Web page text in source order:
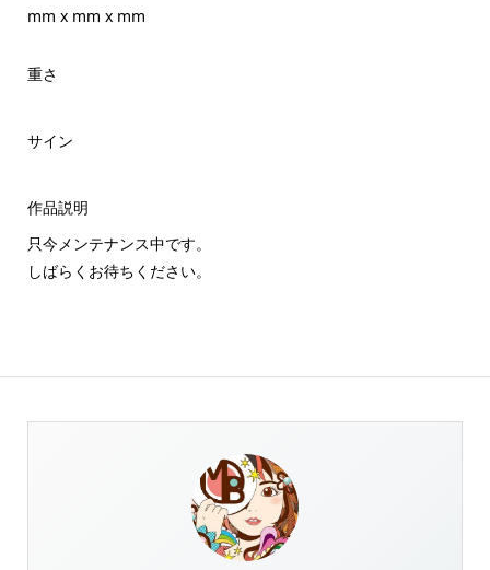
mm x mm x mm
重さ
サイン
作品説明
只今メンテナンス中です。
しばらくお待ちください。